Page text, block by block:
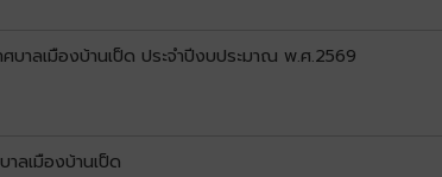
าลเมืองบ้านเป็ด ประจำปีงบประมาณ พ.ศ.2569
ลเมืองบ้านเป็ด